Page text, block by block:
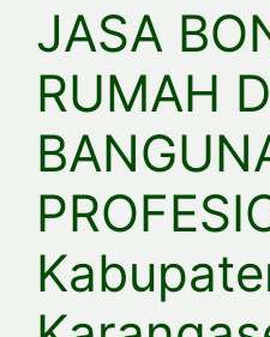
JASA
RUMAH